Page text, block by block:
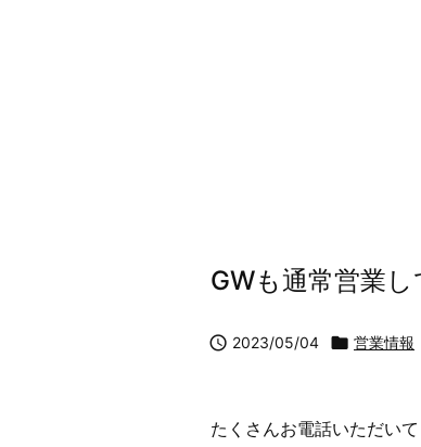
GWも通常営業
 2023/05/04  営業情報
たくさんお電話いただい